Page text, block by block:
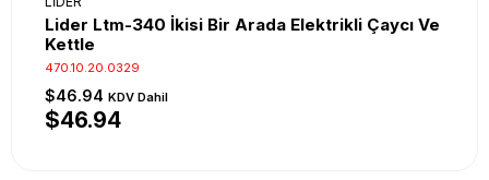
Lider Ltm-340 İkisi Bir Arada Elektrikli Çaycı Ve
Kettle
470.10.20.0329
$46.94 KDV Dahil
$46.94